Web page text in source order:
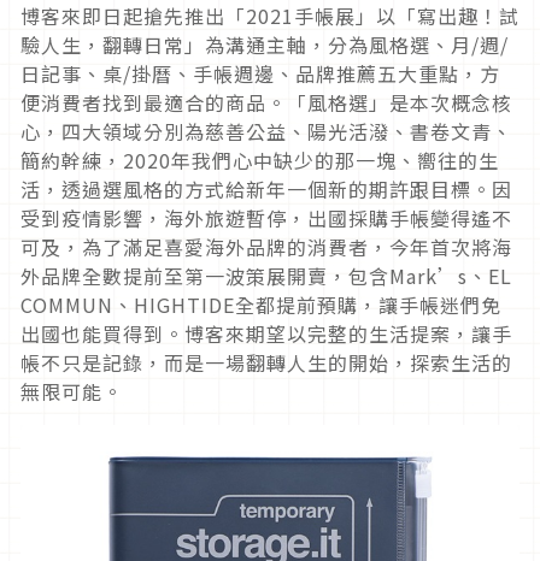
博客來即日起搶先推出「2021手帳展」以「寫出趣！試
驗人生，翻轉日常」為溝通主軸，分為風格選、月/週/
日記事、桌/掛曆、手帳週邊、品牌推薦五大重點，方
便消費者找到最適合的商品。「風格選」是本次概念核
心，四大領域分別為慈善公益、陽光活潑、書卷文青、
簡約幹練，2020年我們心中缺少的那一塊、嚮往的生
活，透過選風格的方式給新年一個新的期許跟目標。因
受到疫情影響，海外旅遊暫停，出國採購手帳變得遙不
可及，為了滿足喜愛海外品牌的消費者，今年首次將海
外品牌全數提前至第一波策展開賣，包含Mark’s、EL
COMMUN、HIGHTIDE全都提前預購，讓手帳迷們免
出國也能買得到。博客來期望以完整的生活提案，讓手
帳不只是記錄，而是一場翻轉人生的開始，探索生活的
無限可能。